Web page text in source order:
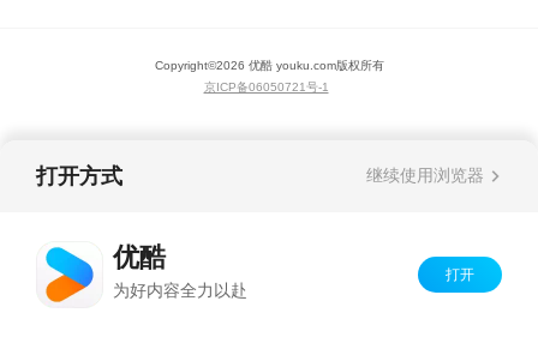
Copyright©2026 优酷 youku.com版权所有
京ICP备06050721号-1
打开方式 继续使用浏览器
优酷
为好内容全力以赴
打开